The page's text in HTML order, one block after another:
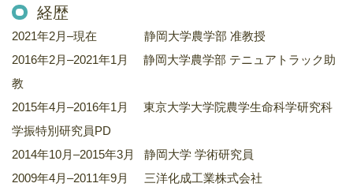
経歴
2021年2月–現在 静岡大学農学部 准教授
2016年2月–2021年1月 静岡大学農学部 テニュアトラック助
教
2015年4月–2016年1月 東京大学大学院農学生命科学研究科
学振特別研究員PD
2014年10月–2015年3月 静岡大学 学術研究員
2009年4月–2011年9月 三洋化成工業株式会社